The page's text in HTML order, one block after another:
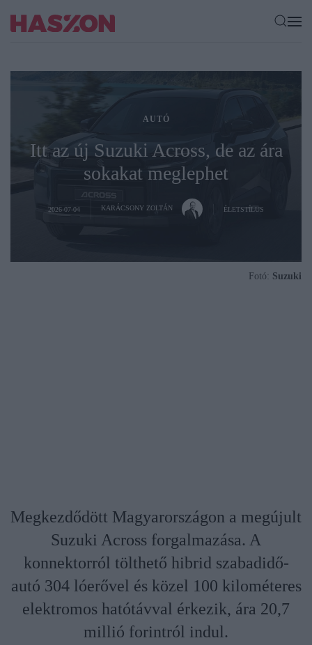
AUTÓ
Itt az új Suzuki Across, de az ára
sokakat meglephet
2026-07-04 KARÁCSONY ZOLTÁN ÉLETSTÍLUS
Fotó: Suzuki
Megkezdődött Magyarországon a megújult
Suzuki Across forgalmazása. A
konnektorról tölthető hibrid szabadidő-
autó 304 lóerővel és közel 100 kilométeres
elektromos hatótávval érkezik, ára 20,7
millió forintról indul.